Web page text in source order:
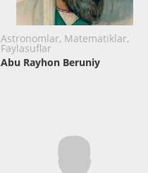
Astronomlar, Matematiklar,
Faylasuflar
Abu Rayhon Beruniy